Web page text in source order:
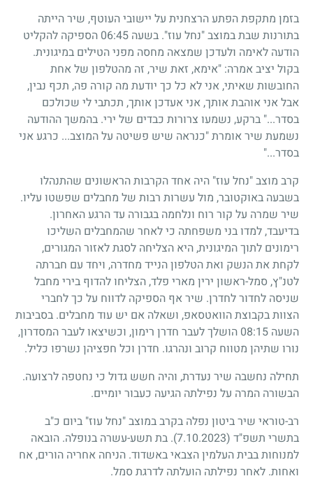
בזמן מתקפת הפתע הרצחנית על יישובי העוטף, שיר הייתה
בתורנות שבת במוצב "נחל עוז". בשעה 06:45 הספיקה להקליט
הודעה לאימה ולעדכן שמצאה מחסה מפני הטילים במיגונית.
בקול יציב אמרה: "אימא, זאת שיר, זה מהטלפון של אחת
החובשות שאיתי, אני לא כל כך יודעת מה קורה פה, תכף נבין,
אבל אני אוהבת אותך, אני אעדכן אותך, תכתבי לי שכולכם
בסדר..." ברקע, נשמעו צרורות כבדים של ירי. בהמשך ההודעה
נשמעת שיר אומרת "כנראה שיש פשיטה על המוצב... כרגע אני
בסדר..."
קרב מוצב "נחל עוז" היה אחד הקרבות הראשונים שהתנהלו
בשבעה באוקטובר, מול עשרות רבות של מחבלים שפשטו עליו.
שיר שמרה על קור רוח ונלחמה בגבורה עד הרגע האחרון.
בדיעבד, למדו בני משפחתה כי לאחר שהמחבלים השליכו
רימונים לתוך המיגונית, היא הצליחה לסגת לאזור המגורים,
לקחת את הנשק ואת הטלפון הנייד מחדרה, ויחד עם חברתה
לטנ"ץ, סמל-ראשון ירין מארי פלד, הצליחו להדוף בירי מחבל
שניסה לחדור לחדרן. שיר אף הספיקה לדווח על כך לחברי
הצוות בקבוצת הוואטסאפ, ושאלה אם יש עוד מחבלים. בסביבות
השעה 08:15 הושלך לעבר חדרן רימון, וכשיצאו לעבר המסדרון,
נורו שתיהן מטווח קרוב ונהרגו. חדרן וכל חפציהן נשרפו כליל.
תחילה נחשבה שיר נעדרת, והיה חשש גדול כי נחטפה לרצועה.
הבשורה המרה על נפילתה הגיעה כעבור יומיים.
רב-טוראי שיר ביטון נפלה בקרב במוצב "נחל עוז" ביום כ"ב
בתשרי תשפ"ד (7.10.2023)
. בת תשע-עשרה בנופלה. הובאה
למנוחות בבית העלמין הצבאי באשדוד. הניחה אחריה הורים, אח
ואחות. לאחר נפילתה הועלתה לדרגת סמל.